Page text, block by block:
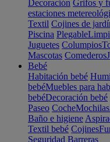
Decoración Grifos y
estaciones
Textil Cojines de
Piscina Plegable
Juguetes Columpios
Mascotas Comederos
Bebé
Habitación bebé
bebéMuebles para
bebéDecoración bebé
Paseo CocheMochilas
Baño e higiene
Textil bebé Cojines
Seguridad Barreras